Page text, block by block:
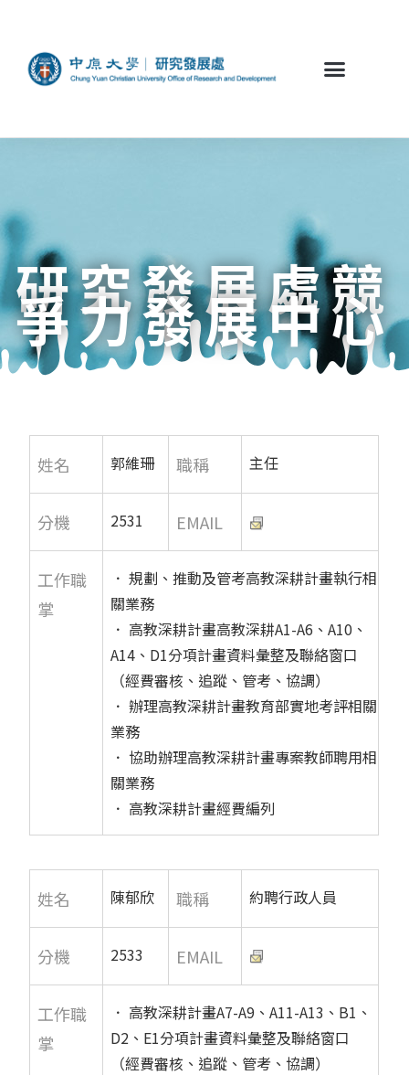
研究發展處競
爭力發展中心
姓名 郭維珊 職稱 主任
分機 2531 EMAIL
工作職
掌
． 規劃、推動及管考高教深耕計畫執行相
關業務
． 高教深耕計畫高教深耕A1-A6、A10、
A14、D1分項計畫資料彙整及聯絡窗口
（經費審核、追蹤、管考、協調）
． 辦理高教深耕計畫教育部實地考評相關
業務
． 協助辦理高教深耕計畫專案教師聘用相
關業務
． 高教深耕計畫經費編列
姓名 陳郁欣 職稱 約聘行政人員
分機 2533 EMAIL
工作職
掌
． 高教深耕計畫A7-A9、A11-A13、B1、
D2、E1分項計畫資料彙整及聯絡窗口
（經費審核、追蹤、管考、協調）